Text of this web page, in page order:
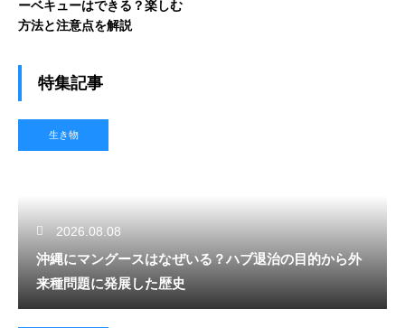
ーベキューはできる？楽しむ
方法と注意点を解説
特集記事
生き物
2026.08.08
沖縄にマングースはなぜいる？ハブ退治の目的から外
来種問題に発展した歴史